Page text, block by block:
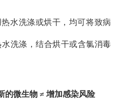
水洗涤或烘干，均可将致病
洗涤，结合烘干或含氯消毒
的微生物 ≠ 增加感染风险